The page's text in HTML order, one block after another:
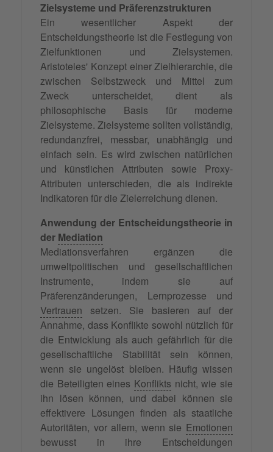
Zielsysteme und Präferenzstrukturen
Ein wesentlicher Aspekt der
Entscheidungstheorie ist die Festlegung von
Zielfunktionen und Zielsystemen.
Aristoteles' Konzept einer Zielhierarchie, die
zwischen Selbstzweck und Mittel zum
Zweck unterscheidet, dient als
philosophische Basis für moderne
Zielsysteme. Zielsysteme sollten vollständig,
redundanzfrei, messbar, unabhängig und
einfach sein. Es wird zwischen natürlichen
und künstlichen Attributen sowie Proxy-
Attributen unterschieden, die als indirekte
Indikatoren für die Zielerreichung dienen.
Anwendung der Entscheidungstheorie in
der Mediation
Mediationsverfahren ergänzen die
umweltpolitischen und gesellschaftlichen
Instrumente, indem sie auf
Präferenzänderungen, Lernprozesse und
Vertrauen setzen. Sie basieren auf der
Annahme, dass Konflikte sowohl nützlich für
die Entwicklung als auch gefährlich für die
gesellschaftliche Stabilität sein können,
wenn sie ungelöst bleiben. Häufig wissen
die Beteiligten eines Konflikts nicht, wie sie
ihn lösen können, und dabei können sie
effektivere Lösungen finden als staatliche
Autoritäten, vor allem, wenn sie Emotionen
bewusst in ihre Entscheidungen